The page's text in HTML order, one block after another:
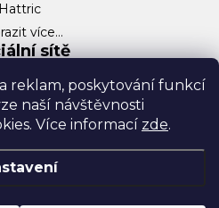
reklam, poskytování funkcí
naší návštěvnosti
Více informací zde.
Hattric
více…
sítě
TikTok